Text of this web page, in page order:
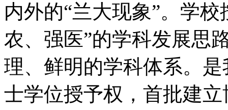
内外的“兰大现象”。学
农、强医”的学科发展思
理、鲜明的学科体系。
士学位授予权，首批建